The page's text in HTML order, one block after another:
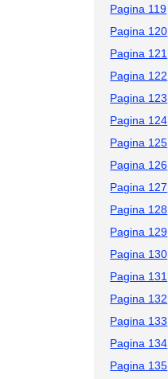
Pagina 119
Pagina 120
Pagina 121
Pagina 122
Pagina 123
Pagina 124
Pagina 125
Pagina 126
Pagina 127
Pagina 128
Pagina 129
Pagina 130
Pagina 131
Pagina 132
Pagina 133
Pagina 134
Pagina 135